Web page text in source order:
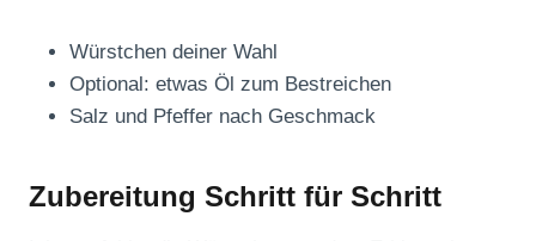
Würstchen deiner Wahl
Optional: etwas Öl zum Bestreichen
Salz und Pfeffer nach Geschmack
Zubereitung Schritt für Schritt